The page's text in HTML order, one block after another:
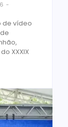
-
de vídeo
XXXIX